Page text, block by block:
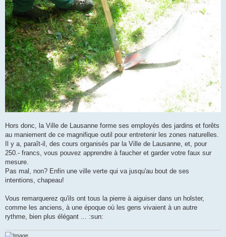
Hors donc, la Ville de Lausanne forme ses employés des jardins et forêts
au maniement de ce magnifique outil pour entretenir les zones naturelles.
Il y a, paraît-il, des cours organisés par la Ville de Lausanne, et, pour
250.- francs, vous pouvez apprendre à faucher et garder votre faux sur
mesure.
Pas mal, non? Enfin une ville verte qui va jusqu'au bout de ses
intentions, chapeau!
Vous remarquerez qu'ils ont tous la pierre à aiguiser dans un holster,
comme les anciens, à une époque où les gens vivaient à un autre
rythme, bien plus élégant ... :sun: